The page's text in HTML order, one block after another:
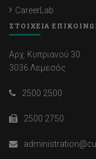
CareerLab
ΣΤΟΙΧΕΙΑ
Αρχ. Κυπριανού 30
3036 Λεμεσός
2500 2500
2500 2750